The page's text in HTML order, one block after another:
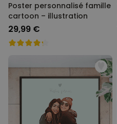
Poster personnalisé famille
cartoon – illustration
29,99 €